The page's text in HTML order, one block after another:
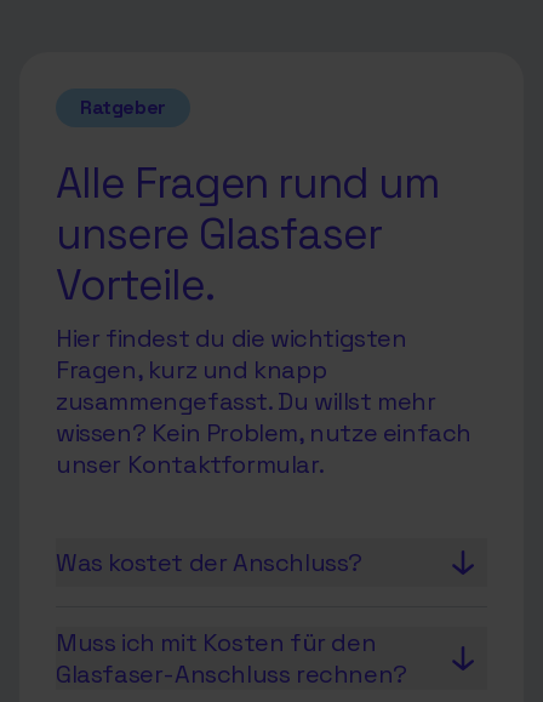
Ratgeber
Alle Fragen rund um
unsere Glasfaser
Vorteile.
Hier findest du die wichtigsten
Fragen, kurz und knapp
zusammengefasst. Du willst mehr
wissen? Kein Problem, nutze einfach
unser Kontaktformular.
Was kostet der Anschluss?
bieten wir dir einen vergünstigten
oder sogar kostenfreien
Muss ich mit Kosten für den
Glasfaser-Anschluss rechnen?